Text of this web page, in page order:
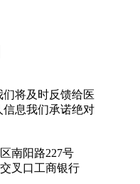
将及时反馈给医
息我们承诺绝对
南阳路227号
叉口工商银行